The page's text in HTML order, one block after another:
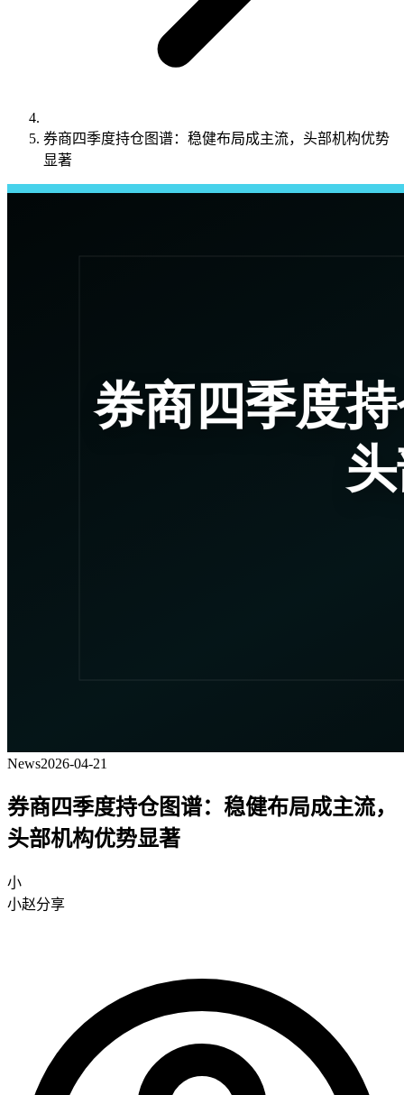
券商四季度持仓图谱：稳健布局成主流，头部机构优势
显著
News2026-04-21
券商四季度持仓图谱：稳健布局成主流，
头部机构优势显著
小
小赵分享